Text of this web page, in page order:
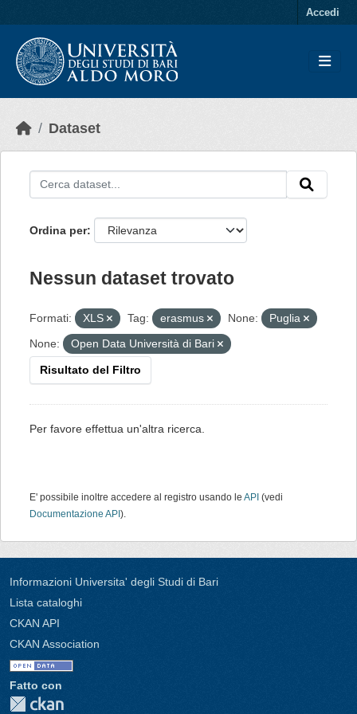
Accedi
Dataset
Ordina per
Nessun dataset trovato
Formati: XLS Tag: erasmus None:
Puglia
None:
Open Data Università di Bari
Risultato del Filtro
Per favore effettua un'altra ricerca.
E' possibile inoltre accedere al registro usando le API (vedi
Documentazione API ).
Informazioni Universita' degli Studi di Bari
Lista cataloghi
CKAN API
CKAN Association
Fatto con